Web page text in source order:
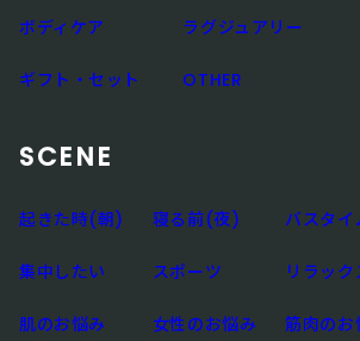
ボディケア ラグジュアリー
ギフト・セット OTHER
SCENE
起きた時(朝) 寝る前(夜) バスタイ
集中したい スポーツ リラック
肌のお悩み 女性のお悩み 筋肉のお